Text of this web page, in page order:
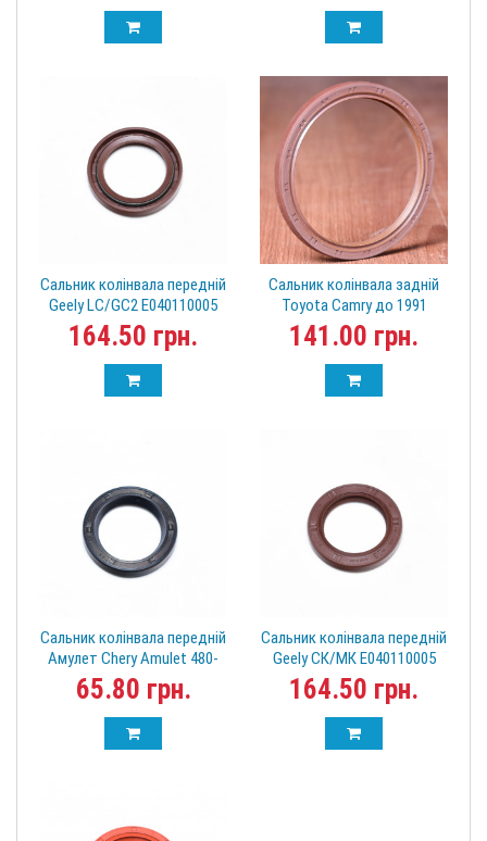
Сальник колінвала передній
Geely LC/GC2 E040110005
164.50 грн.
Сальник колінвала задній
Toyota Camry до 1991
19035152B
141.00 грн.
Сальник колінвала передній
Амулет Chery Amulet 480-
1011020
65.80 грн.
Сальник колінвала передній
Geely СК/МК E040110005
164.50 грн.